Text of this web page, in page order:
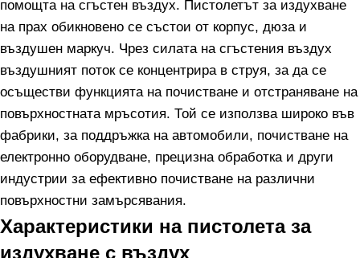
помощта на сгъстен въздух. Пистолетът за издухване
на прах обикновено се състои от корпус, дюза и
въздушен маркуч. Чрез силата на сгъстения въздух
въздушният поток се концентрира в струя, за да се
осъществи функцията на почистване и отстраняване на
повърхностната мръсотия. Той се използва широко във
фабрики, за поддръжка на автомобили, почистване на
електронно оборудване, прецизна обработка и други
индустрии за ефективно почистване на различни
повърхностни замърсявания.
Характеристики на пистолета за
издухване с въздух